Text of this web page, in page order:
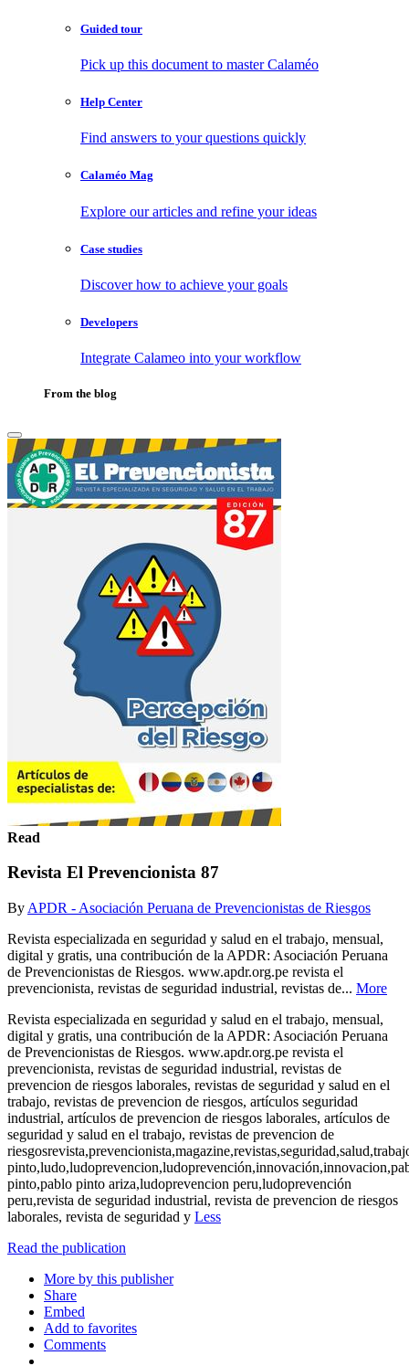
Guided tour
Pick up this document to master Calaméo
Help Center
Find answers to your questions quickly
Calaméo Mag
Explore our articles and refine your ideas
Case studies
Discover how to achieve your goals
Developers
Integrate Calameo into your workflow
From the blog
Read
Revista El Prevencionista 87
By APDR - Asociación Peruana de Prevencionistas de Riesgos
Revista especializada en seguridad y salud en el trabajo, mensual,
digital y gratis, una contribución de la APDR: Asociación Peruana
de Prevencionistas de Riesgos. www.apdr.org.pe revista el
prevencionista, revistas de seguridad industrial, revistas de... More
Revista especializada en seguridad y salud en el trabajo, mensual,
digital y gratis, una contribución de la APDR: Asociación Peruana
de Prevencionistas de Riesgos. www.apdr.org.pe revista el
prevencionista, revistas de seguridad industrial, revistas de
prevencion de riesgos laborales, revistas de seguridad y salud en el
trabajo, revistas de prevencion de riesgos, artículos seguridad
industrial, artículos de prevencion de riesgos laborales, artículos de
seguridad y salud en el trabajo, revistas de prevencion de
pinto,pablo pinto ariza,ludoprevencion peru,ludoprevención
peru,revista de seguridad industrial, revista de prevencion de riesgos
laborales, revista de seguridad y Less
Read the publication
More by this publisher
Share
Embed
Add to favorites
Comments